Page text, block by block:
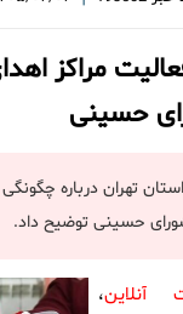
مراکز
حسینی
تهران درباره
حسینی توضیح داد.
آنلاین،